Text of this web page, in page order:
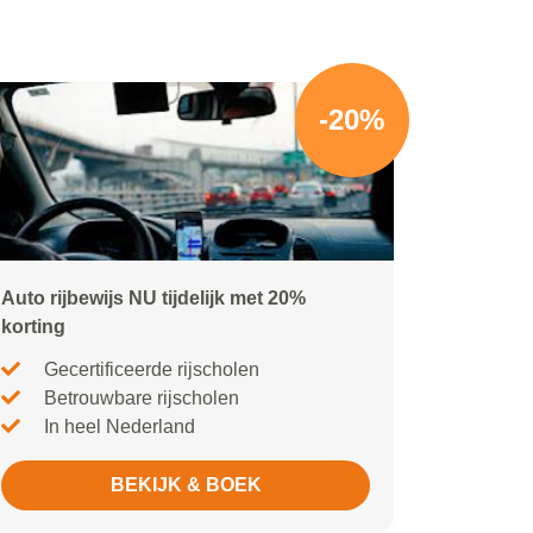
-20%
Auto rijbewijs NU tijdelijk met 20%
korting
Gecertificeerde rijscholen
Betrouwbare rijscholen
In heel Nederland
BEKIJK & BOEK